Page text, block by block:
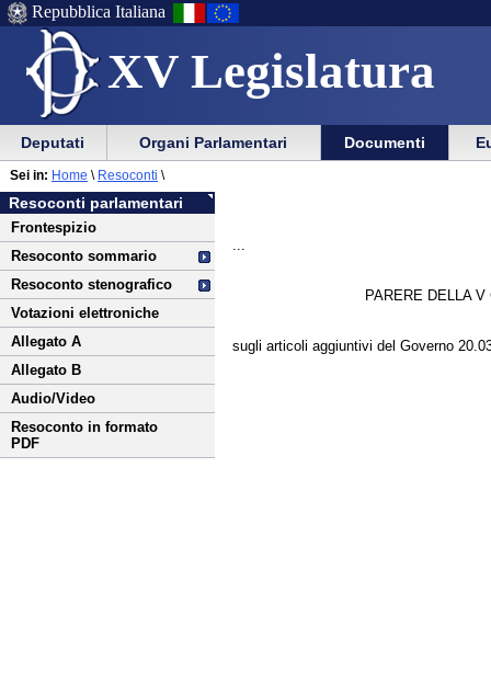
XV Legislatura
Menu
di
ausilio
alla
navigazione
Vai
Menu
di
navigazione
principale
Repubblica Italiana
Menu
di
navigazione
principale
Vai
menu
di
sezione
Deputati Organi Parlamentari Documenti
Vai
al
contenuto
Resoconti parlamentari
Frontespizio
Resoconto sommario
Resoconto stenografico
Votazioni elettroniche
Allegato A
Allegato B
Audio/Video
Resoconto in formato
PDF
Sei in: Home \ Resoconti \
PARERE DELLA
sugli articoli aggiuntivi del Governo